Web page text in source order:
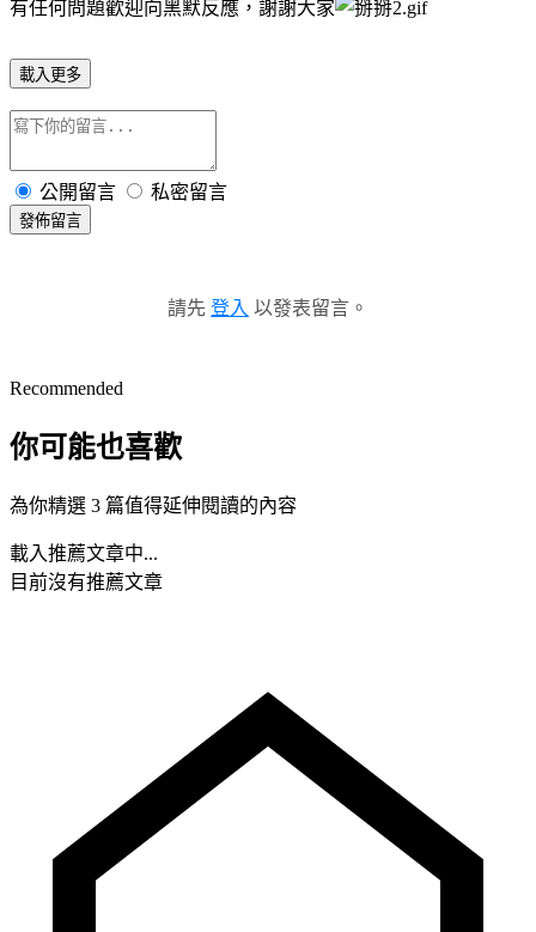
有任何問題歡迎向黑默反應，謝謝大家
載入更多
公開留言 私密留言
發佈留言
請先 登入 以發表留言。
Recommended
你可能也喜歡
為你精選 3 篇值得延伸閱讀的內容
載入推薦文章中...
目前沒有推薦文章